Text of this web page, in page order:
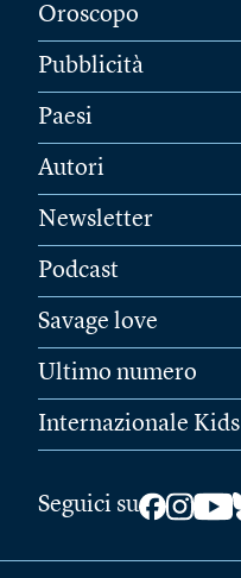
Oroscopo
Pubblicità
Paesi
Autori
Newsletter
Podcast
Savage love
Ultimo numero
Internazionale Kids
Seguici su